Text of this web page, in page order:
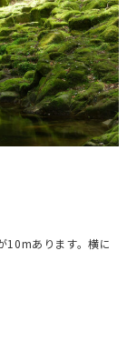
10mあります。横に